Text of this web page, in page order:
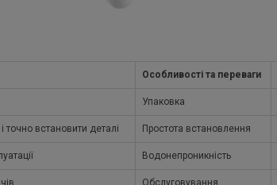
Особливості та переваги
Упаковка
встановити деталі Простота встановлення
Водонепроникність
Обслуговування